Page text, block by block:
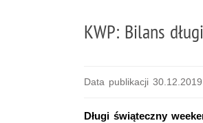
KWP: Bilans
Data publikacji 30.12.2019
Długi świąteczny